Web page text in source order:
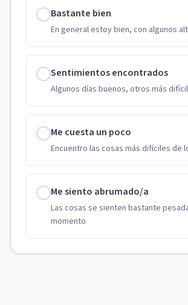
Bastante bien
En general estoy bien, con algunos
Sentimientos encontrados
Algunos días buenos, otros más
Me cuesta un poco
Encuentro las cosas más difíciles de
Me siento abrumado/a
Las cosas se sienten bastante
momento